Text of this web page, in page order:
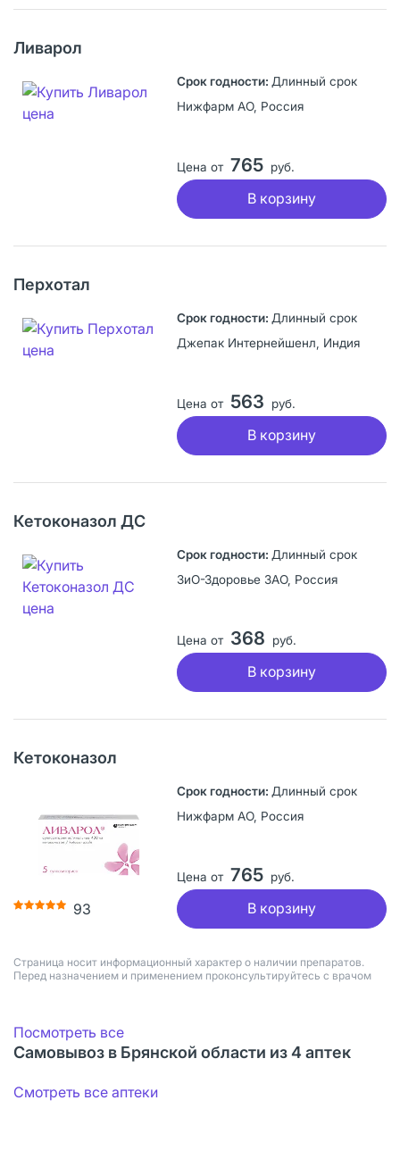
Ливарол
Длинный срок
Нижфарм АО, Россия
Цена от 765 руб.
В корзину
Перхотал
Длинный срок
Джепак Интернейшенл, Индия
Цена от 563 руб.
В корзину
Кетоконазол ДС
Длинный срок
ЗиО-Здоровье ЗАО, Россия
Цена от 368 руб.
В корзину
Кетоконазол
93
Длинный срок
Нижфарм АО, Россия
Цена от 765 руб.
В корзину
Страница носит информационный характер о наличии препаратов.
Перед назначением и применением проконсультируйтесь с врачом
Посмотреть все
Самовывоз в Брянской области из 4 аптек
Смотреть все аптеки